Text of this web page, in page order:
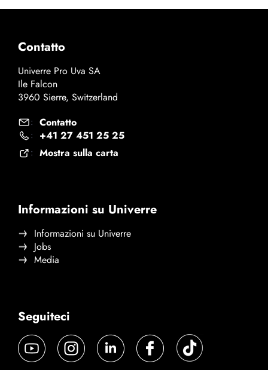
Contatto
Univerre Pro Uva SA
Ile Falcon
3960 Sierre, Switzerland
: Contatto
: +41 27 451 25 25
: Mostra sulla carta
Informazioni su Univerre
Informazioni su Univerre
Jobs
Media
Seguiteci